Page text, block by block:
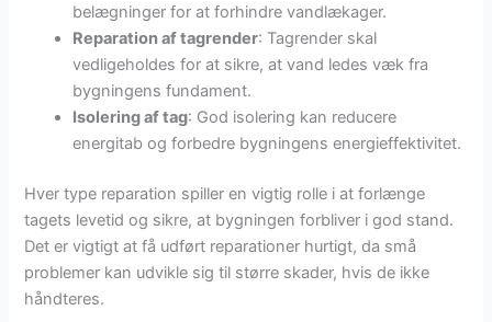
belægninger for at forhindre vandlækager.
Reparation af tagrender: Tagrender skal
vedligeholdes for at sikre, at vand ledes væk fra
bygningens fundament.
Isolering af tag: God isolering kan reducere
energitab og forbedre bygningens energieffektivitet.
Hver type reparation spiller en vigtig rolle i at forlænge
tagets levetid og sikre, at bygningen forbliver i god stand.
Det er vigtigt at få udført reparationer hurtigt, da små
problemer kan udvikle sig til større skader, hvis de ikke
håndteres.